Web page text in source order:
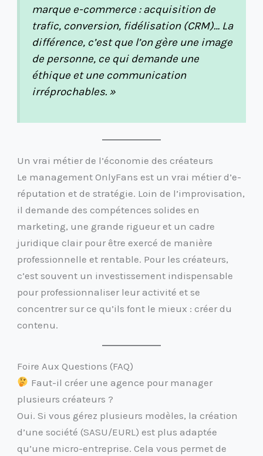
marque e-commerce : acquisition de
trafic, conversion, fidélisation (CRM)… La
différence, c’est que l’on gère une image
de personne, ce qui demande une
éthique et une communication
irréprochables. »
Un vrai métier de l’économie des créateurs
Le management OnlyFans est un vrai métier d’e-
réputation et de stratégie. Loin de l’improvisation,
il demande des compétences solides en
marketing, une grande rigueur et un cadre
juridique clair pour être exercé de manière
professionnelle et rentable. Pour les créateurs,
c’est souvent un investissement indispensable
pour professionnaliser leur activité et se
concentrer sur ce qu’ils font le mieux : créer du
contenu.
Foire Aux Questions (FAQ)
Faut-il créer une agence pour manager
plusieurs créateurs ?
Oui. Si vous gérez plusieurs modèles, la création
d’une société (SASU/EURL) est plus adaptée
qu’une micro-entreprise. Cela vous permet de